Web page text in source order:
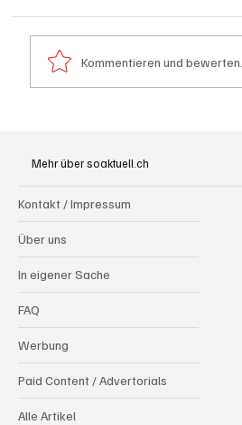
gesucht)
Kommentieren und bewerten...
Mehr über soaktuell.ch
Kontakt / Impressum
Über uns
In eigener Sache
FAQ
Werbung
Paid Content / Advertorials
Alle Artikel